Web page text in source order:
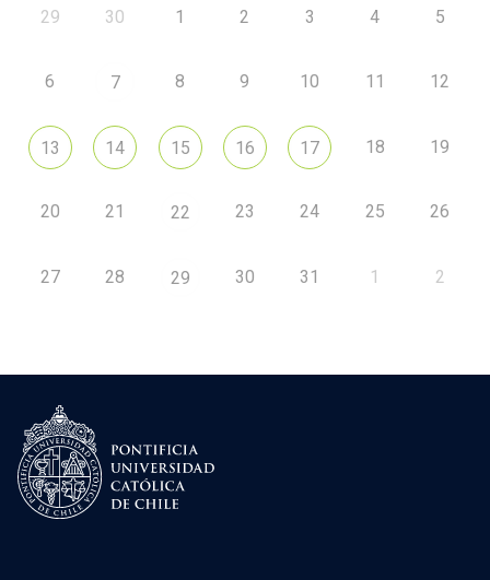
29 30 1 2 3 4 5
6 7 8 9 10 11 12
13 14 15 16 17 18 19
20 21 22 23 24 25 26
27 28 29 30 31 1 2